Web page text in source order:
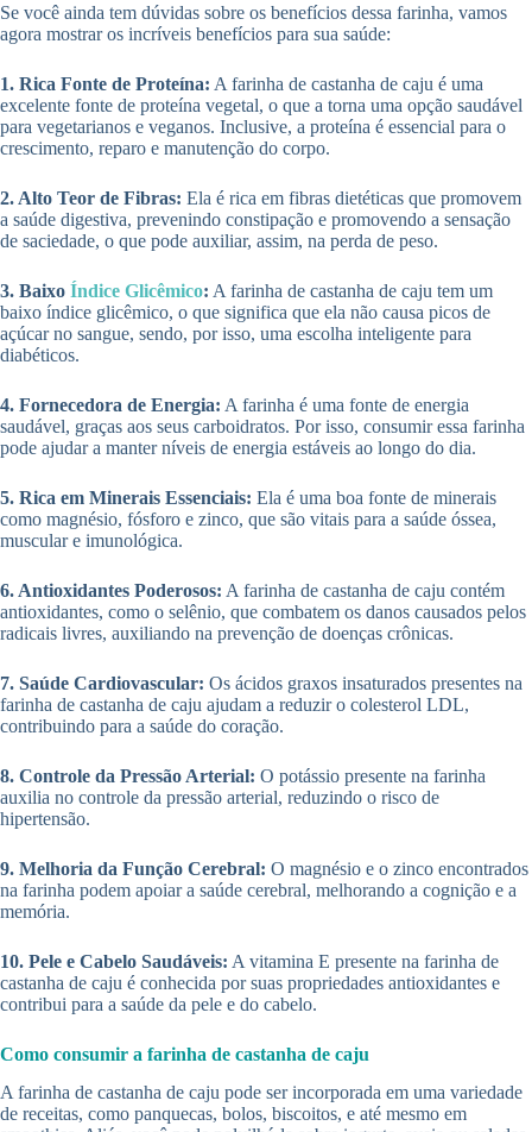
Se você ainda tem dúvidas sobre os benefícios dessa farinha, vamos
agora mostrar os incríveis benefícios para sua saúde:
1. Rica Fonte de Proteína: A farinha de castanha de caju é uma
excelente fonte de proteína vegetal, o que a torna uma opção saudável
para vegetarianos e veganos. Inclusive, a proteína é essencial para o
crescimento, reparo e manutenção do corpo.
2. Alto Teor de Fibras: Ela é rica em fibras dietéticas que promovem
a saúde digestiva, prevenindo constipação e promovendo a sensação
de saciedade, o que pode auxiliar, assim, na perda de peso.
3. Baixo Índice Glicêmico: A farinha de castanha de caju tem um
baixo índice glicêmico, o que significa que ela não causa picos de
açúcar no sangue, sendo, por isso, uma escolha inteligente para
diabéticos.
4. Fornecedora de Energia: A farinha é uma fonte de energia
saudável, graças aos seus carboidratos. Por isso, consumir essa farinha
pode ajudar a manter níveis de energia estáveis ao longo do dia.
5. Rica em Minerais Essenciais: Ela é uma boa fonte de minerais
como magnésio, fósforo e zinco, que são vitais para a saúde óssea,
muscular e imunológica.
6. Antioxidantes Poderosos: A farinha de castanha de caju contém
antioxidantes, como o selênio, que combatem os danos causados pelos
radicais livres, auxiliando na prevenção de doenças crônicas.
7. Saúde Cardiovascular: Os ácidos graxos insaturados presentes na
farinha de castanha de caju ajudam a reduzir o colesterol LDL,
contribuindo para a saúde do coração.
8. Controle da Pressão Arterial: O potássio presente na farinha
auxilia no controle da pressão arterial, reduzindo o risco de
hipertensão.
9. Melhoria da Função Cerebral: O magnésio e o zinco encontrados
na farinha podem apoiar a saúde cerebral, melhorando a cognição e a
memória.
10. Pele e Cabelo Saudáveis: A vitamina E presente na farinha de
castanha de caju é conhecida por suas propriedades antioxidantes e
contribui para a saúde da pele e do cabelo.
Como consumir a farinha de castanha de caju
A farinha de castanha de caju pode ser incorporada em uma variedade
de receitas, como panquecas, bolos, biscoitos, e até mesmo em